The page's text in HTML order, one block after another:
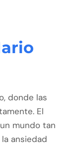
donde las
El
mundo tan
ansiedad